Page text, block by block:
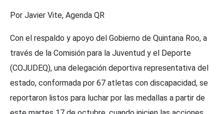
Por Javier Vite, Agenda QR
Con el respaldo y apoyo del Gobierno de Quintana Roo, a
través de la Comisión para la Juventud y el Deporte
(COJUDEQ), una delegación deportiva representativa del
estado, conformada por 67 atletas con discapacidad, se
reportaron listos para luchar por las medallas a partir de